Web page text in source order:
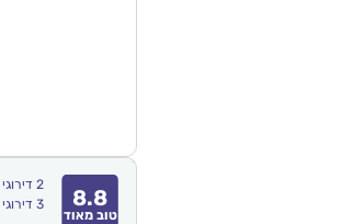
8.8
טוב מאוד
2 דירוגי
3 דירוגי